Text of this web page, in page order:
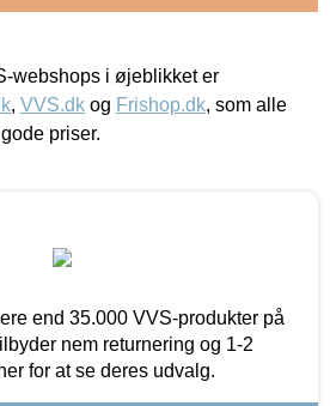
webshops i øjeblikket er
, VVS.dk og Frishop.dk, som alle
priser.
end 35.000 VVS-produkter på
nem returnering og 1-2
for at se deres udvalg.